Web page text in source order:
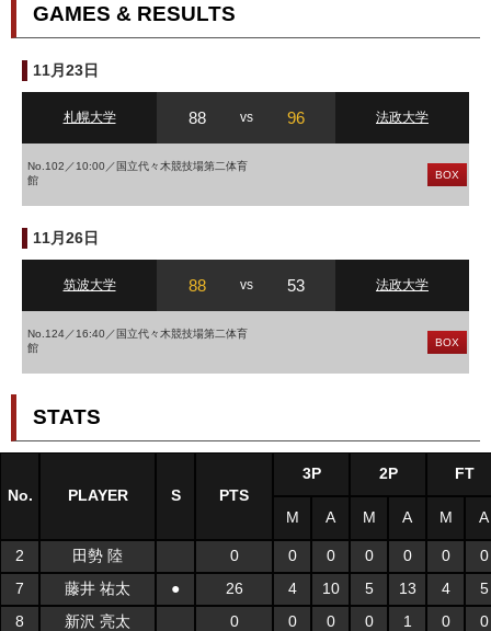
GAMES & RESULTS
11月23日
札幌大学 88 vs 96 法政大学
No.102／10:00／国立代々木競技場第二体育
館
BOX
11月26日
筑波大学 88 vs 53 法政大学
No.124／16:40／国立代々木競技場第二体育
館
BOX
STATS
No. PLAYER S PTS
3P 2P FT
M A M A M A
2 田勢 陸 0 0 0 0 0 0
0
7
藤井 祐太 ● 26 4 10 5 13 4
5
8
新沢 亮太 0 0 0 0 1 0
0